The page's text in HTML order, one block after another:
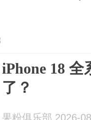
iPhone 18
了？
果粉俱乐部 2026-